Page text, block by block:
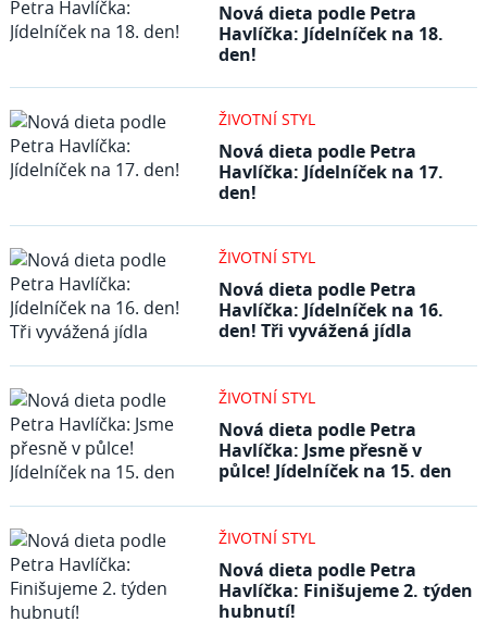
Nová dieta podle Petra
Havlíčka: Jídelníček na 18.
den!
ŽIVOTNÍ STYL
Nová dieta podle Petra
Havlíčka: Jídelníček na 17.
den!
ŽIVOTNÍ STYL
Nová dieta podle Petra
Havlíčka: Jídelníček na 16.
den! Tři vyvážená jídla
ŽIVOTNÍ STYL
Nová dieta podle Petra
Havlíčka: Jsme přesně v
půlce! Jídelníček na 15. den
ŽIVOTNÍ STYL
Nová dieta podle Petra
Havlíčka: Finišujeme 2. týden
hubnutí!